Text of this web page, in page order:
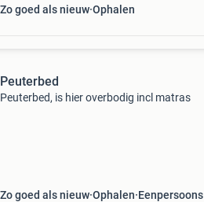
Zo goed als nieuw Ophalen
Peuterbed
Peuterbed, is hier overbodig incl matras
Zo goed als nieuw Ophalen Eenpersoons